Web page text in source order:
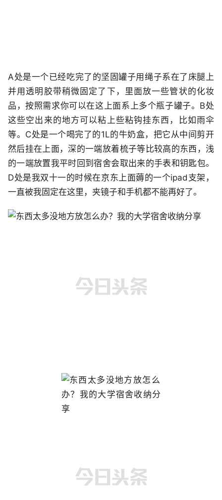
A处是一个已经吃完了的坚固罐子用绳子系在了床腿上
并用透明胶带稍微固定了下，里面放一些管状的化妆
品，按照需求你可以在这上面系上多个瓶子罐子。B处
这些空出来的地方可以粘上些粘钩挂东西，比如雨伞
等。C处是一个喝完了的1L的牛奶盒，把它从中间剪开
然后挂在上面，深的一端放着梳子等比较高的东西，浅
的一端放置我平时回到宿舍会取出来的手表和钥匙包。
D处是我双十一的时候在京东上面薅的一个ipad支架，
一直被我固定在这里，夹镜子和手机都不能再好了。